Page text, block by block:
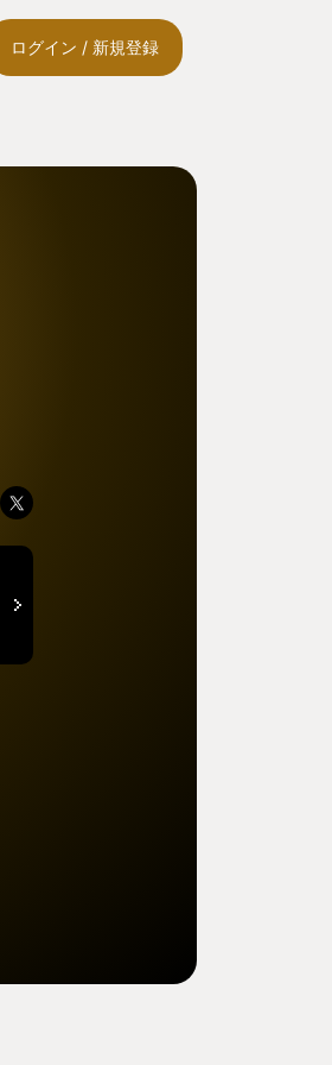
ログイン / 新規登録